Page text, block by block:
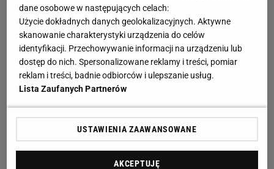
dane osobowe w następujących celach:
Użycie dokładnych danych geolokalizacyjnych. Aktywne
skanowanie charakterystyki urządzenia do celów
identyfikacji. Przechowywanie informacji na urządzeniu lub
dostęp do nich. Spersonalizowane reklamy i treści, pomiar
reklam i treści, badnie odbiorców i ulepszanie usług.
Lista Zaufanych Partnerów
USTAWIENIA ZAAWANSOWANE
AKCEPTUJĘ